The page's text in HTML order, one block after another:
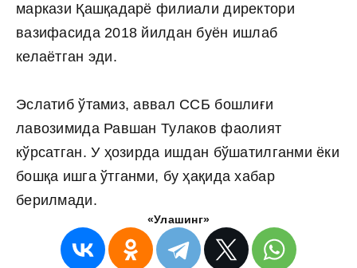
маркази Қашқадарё филиали директори
вазифасида 2018 йилдан буён ишлаб
келаётган эди.
Эслатиб ўтамиз, аввал ССБ бошлиғи
лавозимида Равшан Тулаков фаолият
кўрсатган. У ҳозирда ишдан бўшатилганми ёки
бошқа ишга ўтганми, бу ҳақида хабар
берилмади.
«Улашинг»